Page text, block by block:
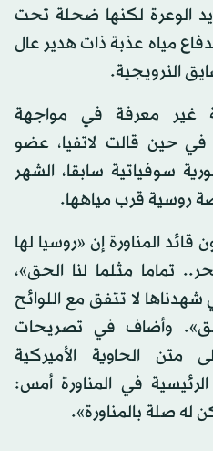
الوعرة لكنها ضحلة تحت
مياه عذبة ذات هدير عال
النرويجية.
غير معرفة في مواجهة
في حين قالت لاتفيا، عضو
سوفياتية سابقا، الشهر
روسية قرب مياهها.
قائد المناورة إن «روسيا لها
تماما مثلما لنا الحق»،
لا تتفق مع اللوائح
وأضاف في تصريحات
متن الحاوية الأميركية
في المناورة أمس:
له صلة بالمناورة».